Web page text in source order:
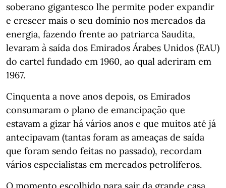
soberano gigantesco lhe permite poder expandir
e crescer mais o seu domínio nos mercados da
energia, fazendo frente ao patriarca Saudita,
levaram à saída dos Emirados Árabes Unidos (EAU)
do cartel fundado em 1960, ao qual aderiram em
1967.
Cinquenta a nove anos depois, os Emirados
consumaram o plano de emancipação que
estavam a gizar há vários anos e que muitos até já
antecipavam (tantas foram as ameaças de saída
que foram sendo feitas no passado), recordam
vários especialistas em mercados petrolíferos.
O momento escolhido para sair da grande casa